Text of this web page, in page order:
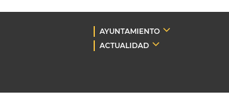
AYUNTAMIENTO
ACTUALIDAD